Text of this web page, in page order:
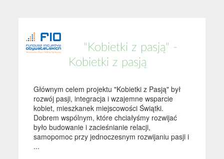
"Kobietki z pasją" -
Kobietki z pasją
Głównym celem projektu "Kobietki z Pasją" był
rozwój pasji, integracja i wzajemne wsparcie
kobiet, mieszkanek miejscowości Świątki.
Dobrem wspólnym, które chciałyśmy rozwijać
było budowanie i zacieśnianie relacji,
samopomoc przy jednoczesnym rozwijaniu pasji i
...